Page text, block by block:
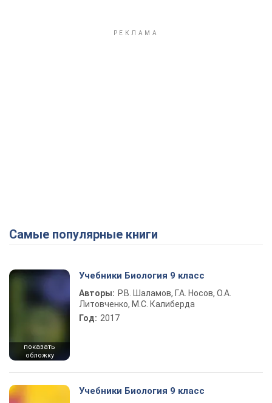
Самые популярные книги
показать
обложку
Учебники Биология 9 класс
Авторы: Р.В. Шаламов, Г.А. Носов, О.А.
Литовченко, М.С. Калиберда
Год: 2017
Учебники Биология 9 класс